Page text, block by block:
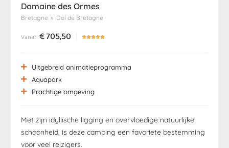
Domaine des Ormes
Bretagne » Dol de Bretagne
Vanaf €705,50 
Uitgebreid animatieprogramma
Aquapark
Prachtige omgeving
Met zijn idyllische ligging en overvloedige natuurlijke
schoonheid, is deze camping een favoriete bestemming
voor veel reizigers.